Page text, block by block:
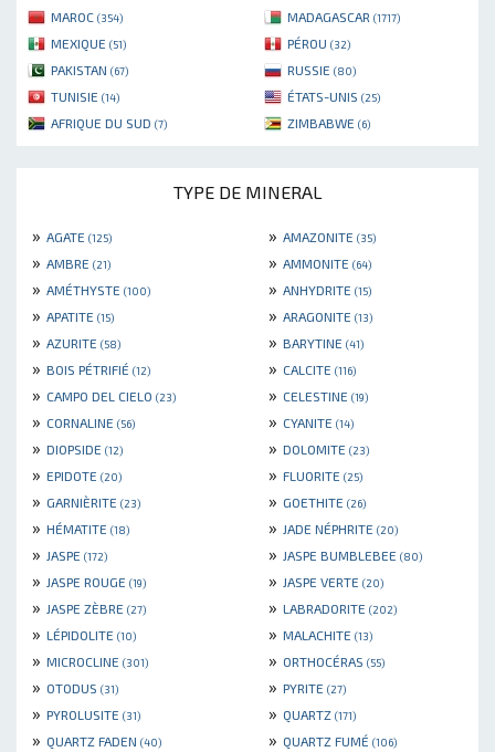
MAROC (354) MADAGASCAR (1717)
MEXIQUE (51) PÉROU (32)
PAKISTAN (67) RUSSIE (80)
TUNISIE (14) ÉTATS-UNIS (25)
AFRIQUE DU SUD (7) ZIMBABWE (6)
TYPE DE MINERAL
» AGATE (125) » AMAZONITE (35)
» AMBRE (21) » AMMONITE (64)
» AMÉTHYSTE (100) » ANHYDRITE (15)
» APATITE (15) » ARAGONITE (13)
» AZURITE (58) » BARYTINE (41)
» BOIS PÉTRIFIÉ (12) » CALCITE (116)
» CAMPO DEL CIELO (23) » CELESTINE (19)
» CORNALINE (56) » CYANITE (14)
» DIOPSIDE (12) » DOLOMITE (23)
» EPIDOTE (20) » FLUORITE (25)
» GARNIÈRITE (23) » GOETHITE (26)
» HÉMATITE (18) » JADE NÉPHRITE (20)
» JASPE (172) » JASPE BUMBLEBEE (80)
» JASPE ROUGE (19) » JASPE VERTE (20)
» JASPE ZÈBRE (27) » LABRADORITE (202)
» LÉPIDOLITE (10) » MALACHITE (13)
» MICROCLINE (301) » ORTHOCÉRAS (55)
» OTODUS (31) » PYRITE (27)
» PYROLUSITE (31) » QUARTZ (171)
» QUARTZ FADEN (40) » QUARTZ FUMÉ (106)